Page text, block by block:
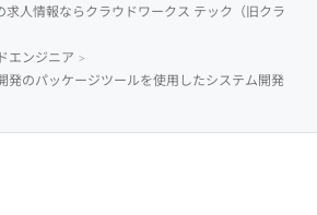
求人情報ならクラウドワークス テック（旧クラ
エンジニア
発のパッケージツールを使用したシステム開発